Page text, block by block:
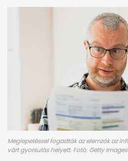
Meglepetéssel fogadták az elemzők az
várt gyorsulás helyett. Fotó: Getty Images